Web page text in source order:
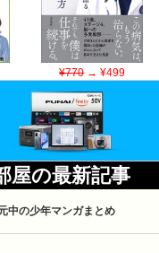
¥770→ ¥499
屋の最新記事
中の少年マンガまとめ